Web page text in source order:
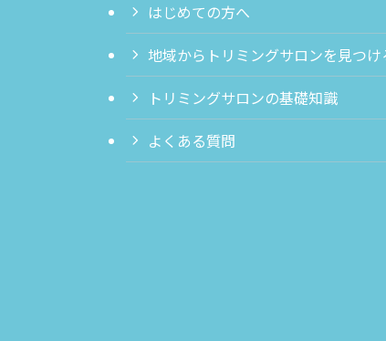
はじめての方へ
地域からトリミングサロンを見つけ
トリミングサロンの基礎知識
よくある質問